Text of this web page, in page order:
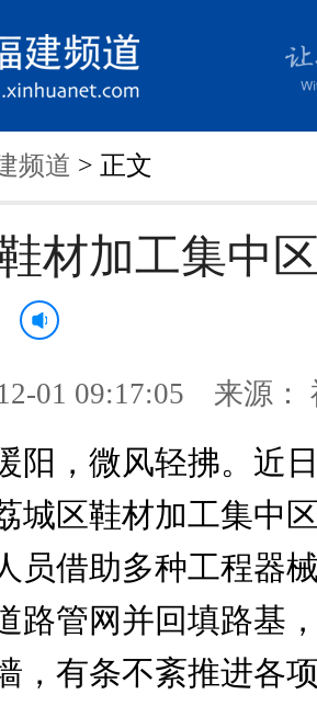
频道 > 正文
材加工集中
01 09:17:05 来源：
，微风轻拂。近日
城区鞋材加工集中
员借助多种工程器
路管网并回填路基
，有条不紊推进各